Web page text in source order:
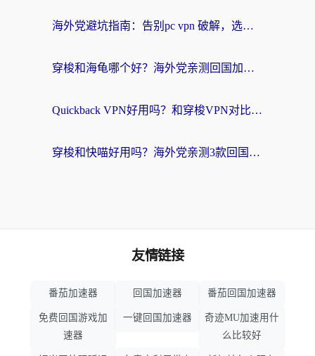
海外党避坑指南：告别pc vpn 破解，选对回国加速器轻松访问国内资源
穿梭和海龟哪个好？海外党亲测回国加速器，附电脑免费VPN推荐
Quickback VPN好用吗？和穿梭VPN对比哪个回国效果更好？海外党必看的真实测评与选择指南
穿梭和快喵好用吗？海外党亲测3款回国加速器，附日本回国VPN避坑指南
友情链接
番茄加速器 回国加速器 番茄回国加速器
免费回国游戏加
速器
一键回国加速器
奇迹MU加速用什
么比较好